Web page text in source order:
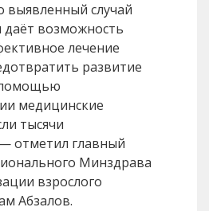
выявленный случай
даёт возможность
лечение
развитие
помощью
медицинские
тысячи
отметил главный
Минздрава
взрослого
Абзалов.